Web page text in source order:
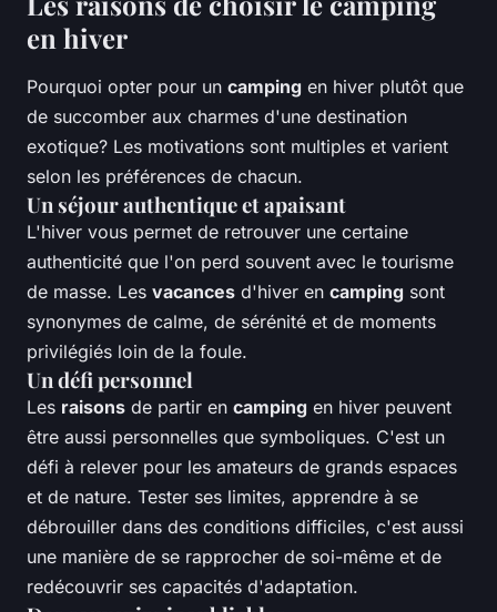
en hiver
Pourquoi opter pour un camping en hiver plutôt que
de succomber aux charmes d'une destination
exotique? Les motivations sont multiples et varient
selon les préférences de chacun.
Un séjour authentique et apaisant
L'hiver vous permet de retrouver une certaine
authenticité que l'on perd souvent avec le tourisme
de masse. Les vacances d'hiver en camping sont
synonymes de calme, de sérénité et de moments
privilégiés loin de la foule.
Un défi personnel
Les raisons de partir en camping en hiver peuvent
être aussi personnelles que symboliques. C'est un
défi à relever pour les amateurs de grands espaces
et de nature. Tester ses limites, apprendre à se
débrouiller dans des conditions difficiles, c'est aussi
une manière de se rapprocher de soi-même et de
redécouvrir ses capacités d'adaptation.